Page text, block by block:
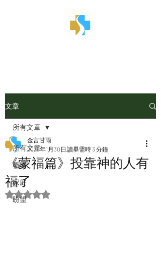
文章
所有文章
職場
家庭
盼望
所有文章
《蒙福篇》投靠神的人有
福了
金言甘雨
2025年1月30日 讀畢需時 3 分鐘
評等為 NaN（最高為 5 顆星）。